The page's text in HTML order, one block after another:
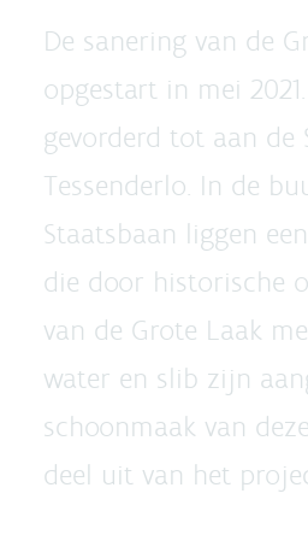
De sanering van de
opgestart in mei
gevorderd tot aan de
Tessenderlo. In de
Staatsbaan liggen
die door historische
van de Grote Laak
water en slib zijn
schoonmaak van
deel uit van het